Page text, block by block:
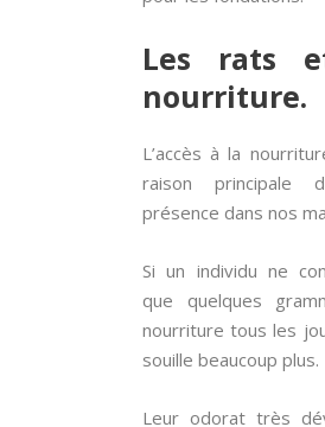
Les rats
nourriture.
L’accès à la
raison principale
présence dans nos
Si un individu ne
que quelques
nourriture tous les
souille beaucoup plus.
Leur odorat très